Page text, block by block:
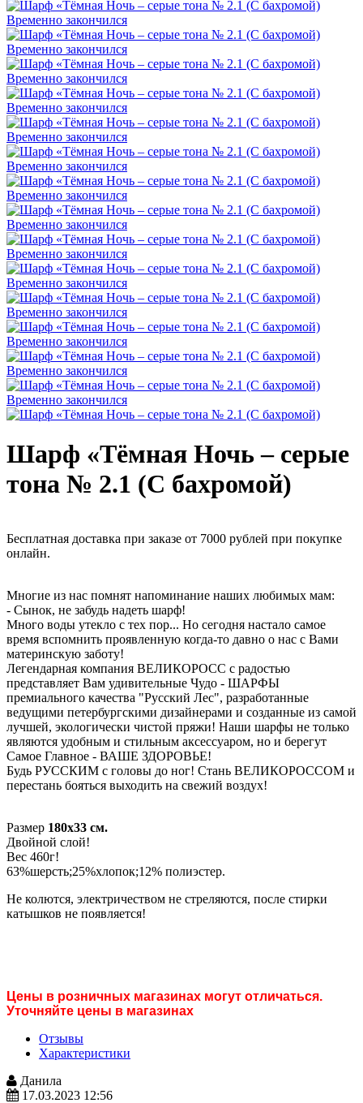
Временно закончился
Временно закончился
Временно закончился
Временно закончился
Временно закончился
Временно закончился
Временно закончился
Временно закончился
Временно закончился
Временно закончился
Временно закончился
Временно закончился
Временно закончился
Временно закончился
Шарф «Тёмная Ночь – серые
тона № 2.1 (С бахромой)
Бесплатная доставка при заказе от 7000 рублей при покупке
онлайн.
Многие из нас помнят напоминание наших любимых мам:
- Сынок, не забудь надеть шарф!
Много воды утекло с тех пор... Но сегодня настало самое
время вспомнить проявленную когда-то давно о нас с Вами
материнскую заботу!
Легендарная компания ВЕЛИКОРОСС с радостью
представляет Вам удивительные Чудо - ШАРФЫ
премиального качества "Русский Лес", разработанные
ведущими петербургскими дизайнерами и созданные из самой
лучшей, экологически чистой пряжи! Наши шарфы не только
являются удобным и стильным аксессуаром, но и берегут
Самое Главное - ВАШЕ ЗДОРОВЬЕ!
Будь РУССКИМ с головы до ног! Стань ВЕЛИКОРОССОМ и
перестань бояться выходить на свежий воздух!
Размер 180х33 см.
Двойной слой!
Вес 460г!
63%шерсть;25%хлопок;12% полиэстер.
Не колются, электричеством не стреляются, после стирки
катышков не появляется!
Цены в розничных магазинах могут отличаться.
Уточняйте цены в магазинах
Отзывы
Характеристики
Данила
17.03.2023 12:56